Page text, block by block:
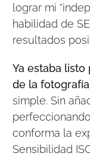
lograr mi
habilidad de
resultados
Ya estaba
de la
simple. Sin
conforma la
Sensibilidad